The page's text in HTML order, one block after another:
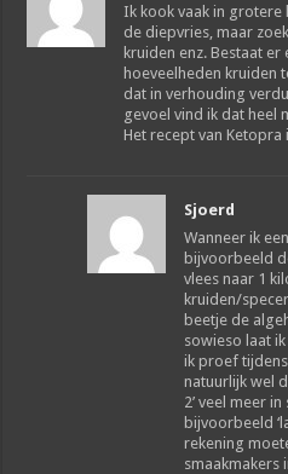
Ik kook vaak in grotere
de diepvries, maar
kruiden enz. Bestaat
hoeveelheden kruiden
dat in verhouding
gevoel vind ik dat heel
Het recept van Ketopra
Sjoerd
Wanneer ik
bijvoorbeeld
vlees naar 1
kruiden/
beetje de
sowieso laat
ik proef
natuurlijk wel
2’ veel meer
bijvoorbeeld
rekening
smaakmakers